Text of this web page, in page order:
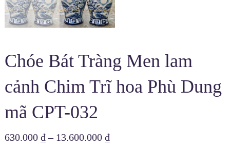
Chóe Bát Tràng Men lam
cảnh Chim Trĩ hoa Phù Dung
mã CPT-032
630.000 ₫ – 13.600.000 ₫